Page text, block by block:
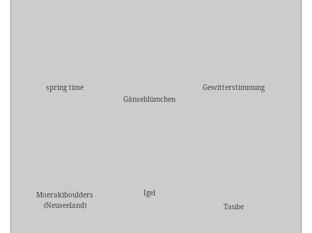
spring time
Gänseblümchen
Gewitterstimmung
Moerakiboulders
(Neuseeland)
Igel
Taube